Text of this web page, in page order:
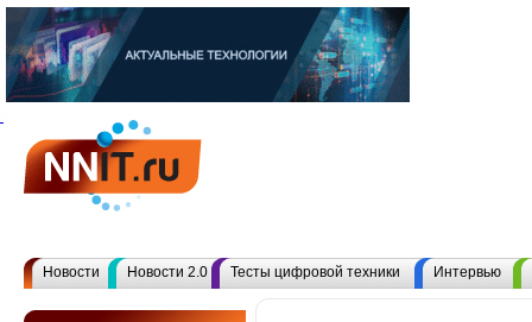
Новости Новости 2.0 Тесты цифровой техники Интервью